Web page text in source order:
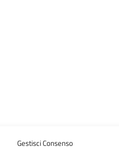
Gestisci Consenso